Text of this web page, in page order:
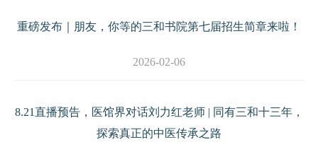
重磅发布｜朋友，你等的三和书院第七届招生简章来啦！
2026-02-06
8.21直播预告，医馆界对话刘力红老师 | 同有三和十三年，
探索真正的中医传承之路